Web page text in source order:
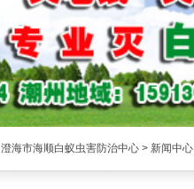
澄海市海顺白蚁虫害防治中心 > 新闻中心